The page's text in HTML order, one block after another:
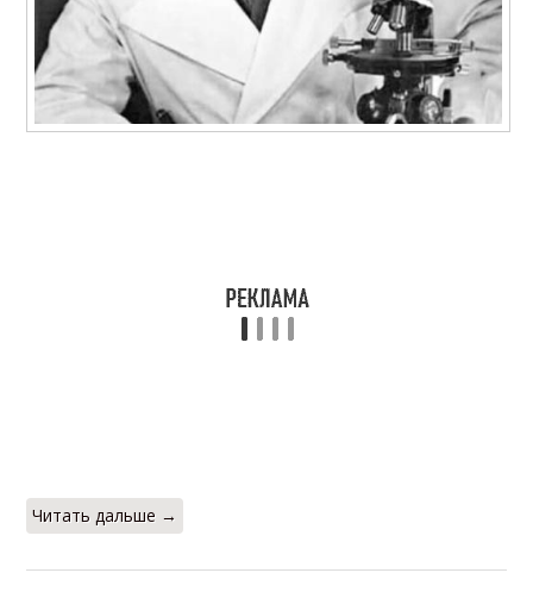
Читать дальше →